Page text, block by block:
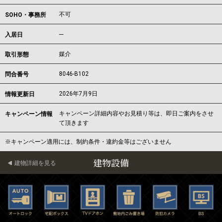
SOHO・事務所 不可
入居日 ---
取引形態 媒介
問合番号 8046-B102
情報更新日 2026年7月9日
キャンペーン情報
キャンペーン詳細内容やお見積り等は、即日ご案内をさせ
て頂きます
※キャンペーン適用には、制約条件・違約金等はございません
建物設備
建物詳細を見る